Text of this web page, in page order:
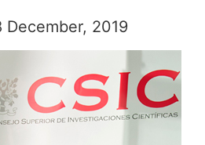
December, 2019